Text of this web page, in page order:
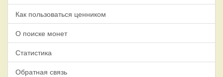
Как пользоваться ценником
О поиске монет
Статистика
Обратная связь